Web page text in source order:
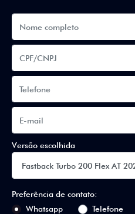
Versão escolhida
Preferência de contato:
Whatsapp
Telefone